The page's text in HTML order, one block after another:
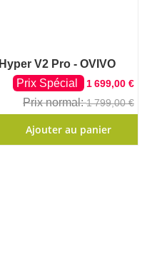
Hyper V2 Pro - OVIVO
Prix Spécial
1 699,00 €
Prix normal 1 799,00 €
Ajouter au panier